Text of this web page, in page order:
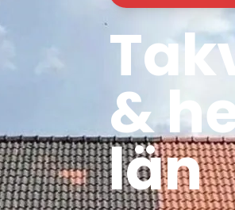
&
län